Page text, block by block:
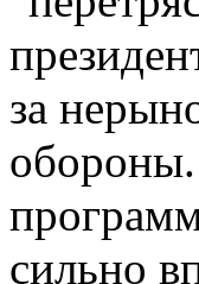
за
сильно